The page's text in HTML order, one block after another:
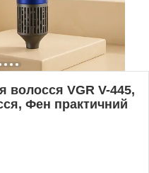
волосся VGR V-445,
Фен практичний